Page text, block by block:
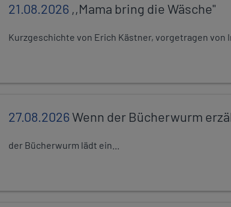
21.08.2026 ,,Mama bring die Wäsche"
Kurzgeschichte von Erich Kästner, vorgetragen von
27.08.2026Wenn der Bücherwurm
der Bücherwurm lädt ein...